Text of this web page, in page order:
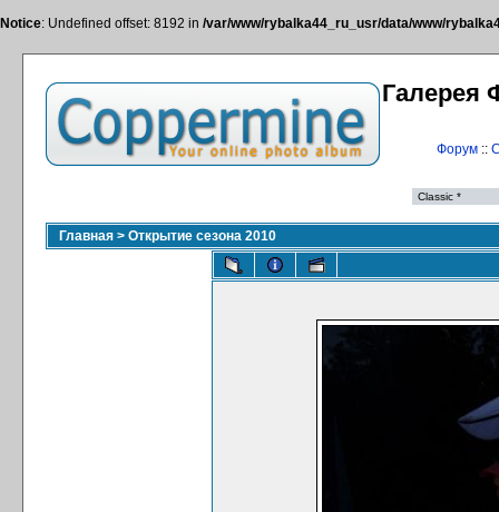
Notice: Undefined offset: 8192 in /var/www/rybalka44_ru_usr/data/www/
Галерея
Форум::
Главная > Открытие сезона 2010